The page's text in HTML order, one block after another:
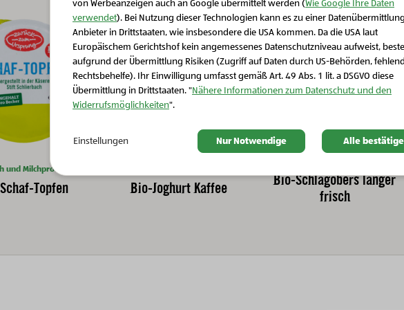
und Milchprodukte
Topfen Bio-Joghurt Kaffee
Bio-Schlagobers länger
frisch
Schließen Sie dieses Feld
von Werbeanzeigen auch an Google übermittelt werden (Wie Google Ihre Daten
verwendet). Bei Nutzung dieser Technologien kann es zu einer
Anbieter in Drittstaaten, wie insbesondere die USA kommen. Da die USA laut
Europäischem Gerichtshof kein angemessenes Datenschutzniveau aufweist,
aufgrund der Übermittlung Risiken (Zugriff auf Daten durch US-Behörden,
Rechtsbehelfe). Ihr Einwilligung umfasst gemäß Art. 49 Abs. 1 lit. a DSGVO diese
Übermittlung in Drittstaaten. "Nähere Informationen zum Datenschutz und den
Widerrufsmöglichkeiten".
Einstellungen Nur Notwendige Alle